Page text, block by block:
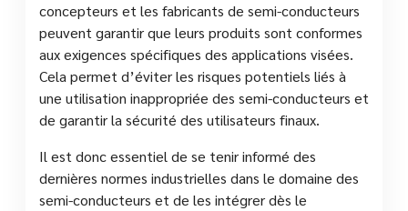
concepteurs et les fabricants de semi-conducteurs
peuvent garantir que leurs produits sont conformes
aux exigences spécifiques des applications visées.
Cela permet d’éviter les risques potentiels liés à
une utilisation inappropriée des semi-conducteurs et
de garantir la sécurité des utilisateurs finaux.
Il est donc essentiel de se tenir informé des
dernières normes industrielles dans le domaine des
semi-conducteurs et de les intégrer dès le